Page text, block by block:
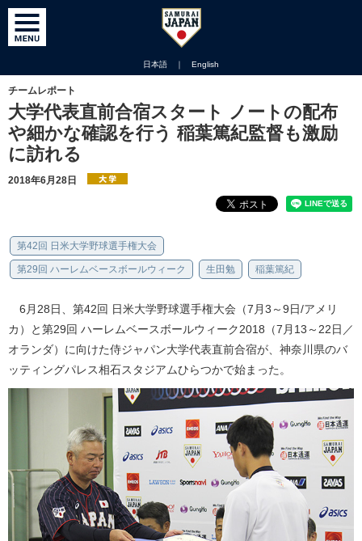
日本語 ｜ English
チームレポート
大学代表直前合宿スタート ノートの配布
や細かな確認を行う 稲葉篤紀監督も激励
に訪れる
2018年6月28日
第42回 日米大学野球選手権大会
第29回 ハーレムベースボールウィーク 生田勉 稲葉篤紀
6月28日、第42回 日米大学野球選手権大会（7月3～9日/アメリ
カ）と第29回 ハーレムベースボールウィーク2018（7月13～22日／
オランダ）に向けた侍ジャパン大学代表直前合宿が、神奈川県のバ
ッティングパレス相石スタジアムひらつかで始まった。